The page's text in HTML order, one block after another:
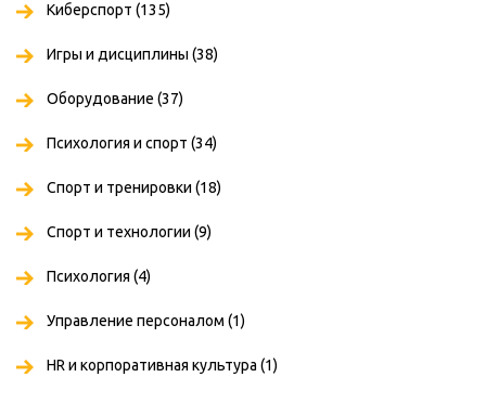
Киберспорт (135)
Игры и дисциплины (38)
Оборудование (37)
Психология и спорт (34)
Спорт и тренировки (18)
Спорт и технологии (9)
Психология (4)
Управление персоналом (1)
HR и корпоративная культура (1)